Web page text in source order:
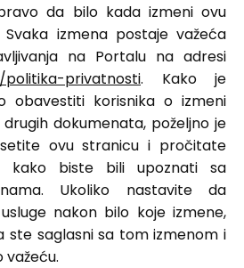
da bilo kada izmeni ovu
izmena postaje važeća
na Portalu na adresi
privatnosti. Kako je
obavestiti korisnika o izmeni
dokumenata, poželjno je
ovu stranicu i pročitate
kako biste bili upoznati sa
Ukoliko nastavite da
nakon bilo koje izmene,
ste saglasni sa tom izmenom i